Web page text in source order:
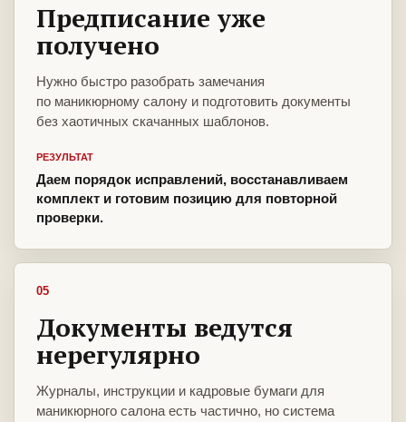
Предписание уже
получено
Нужно быстро разобрать замечания
по маникюрному салону и подготовить документы
без хаотичных скачанных шаблонов.
РЕЗУЛЬТАТ
Даем порядок исправлений, восстанавливаем
комплект и готовим позицию для повторной
проверки.
05
Документы ведутся
нерегулярно
Журналы, инструкции и кадровые бумаги для
маникюрного салона есть частично, но система